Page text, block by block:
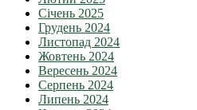
Січень 2025
Грудень 2024
Листопад 2024
Жовтень 2024
Вересень 2024
Серпень 2024
Липень 2024